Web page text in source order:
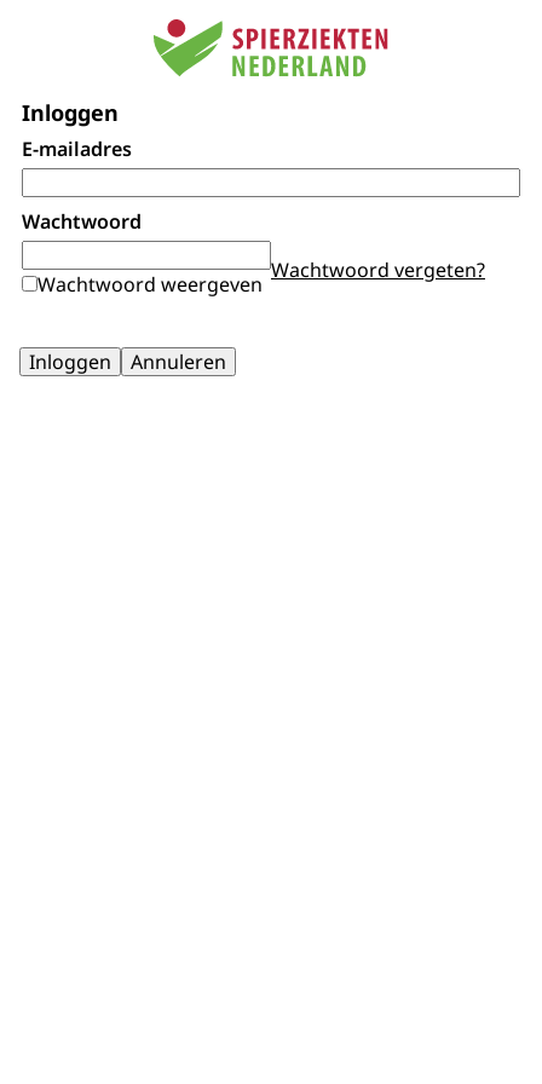
Inloggen
E-mailadres
Wachtwoord
Wachtwoord weergeven
Wachtwoord vergeten?
Inloggen Annuleren